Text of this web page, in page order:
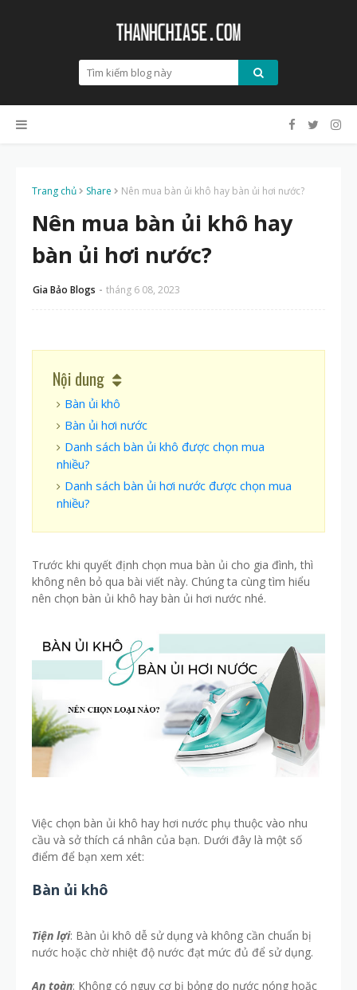
Trang chủ Share Nên mua bàn ủi khô hay bàn ủi hơi nước?
Nên mua bàn ủi khô hay
bàn ủi hơi nước?
Gia Bảo Blogs tháng 6 08, 2023
Nội dung
Bàn ủi khô
Bàn ủi hơi nước
Danh sách bàn ủi khô được chọn mua
nhiều?
Danh sách bàn ủi hơi nước được chọn mua
nhiều?
Trước khi quyết định chọn mua bàn ủi cho gia đình, thì
không nên bỏ qua bài viết này. Chúng ta cùng tìm hiểu
nên chọn bàn ủi khô hay bàn ủi hơi nước nhé.
Việc chọn bàn ủi khô hay hơi nước phụ thuộc vào nhu
cầu và sở thích cá nhân của bạn. Dưới đây là một số
điểm để bạn xem xét:
Bàn ủi khô
Tiện lợi: Bàn ủi khô dễ sử dụng và không cần chuẩn bị
nước hoặc chờ nhiệt độ nước đạt mức đủ để sử dụng.
An toàn: Không có nguy cơ bị bỏng do nước nóng hoặc